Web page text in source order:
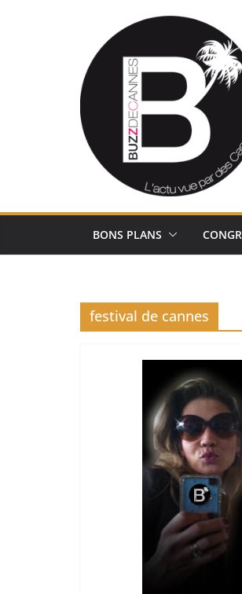
BONS PLANS
festival de cannes